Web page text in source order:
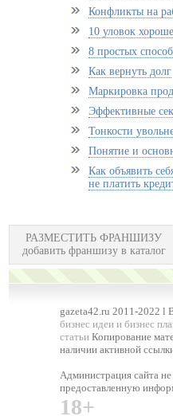
Конфликты на
10 уловок
8 простых
Как вернуть долг
Маркировка
Эффективные
Тонкости
Понятие и
Как объявить
не платить
РАЗМЕСТИТЬ ФРАНШИЗУ
добавить франшизу в каталог
gazeta42.ru 2011-2022 l
бизнес идеи и бизнес
статьи Копирование
наличии активной
Администрация сайта не
предоставленную
18+